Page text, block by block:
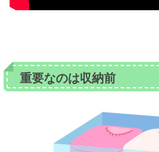
重要なのは収納前